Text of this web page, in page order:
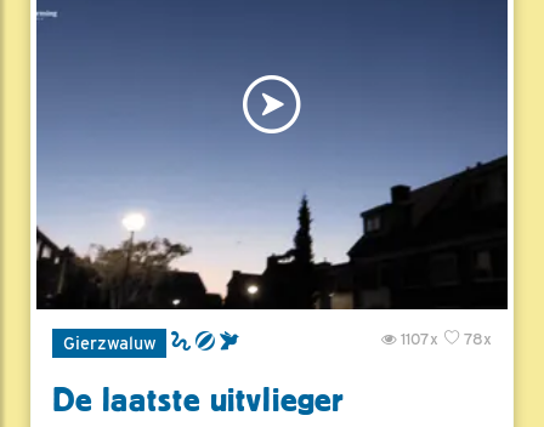
Gierzwaluw 78x
1107x
De laatste uitvlieger